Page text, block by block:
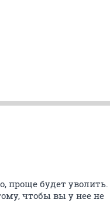
проще будет уволить.
чтобы вы у нее не